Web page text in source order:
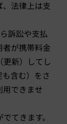
、法律上は支
訴訟や支払
が携帯料金
新）してし
含む）をさ
できませ
てきます。